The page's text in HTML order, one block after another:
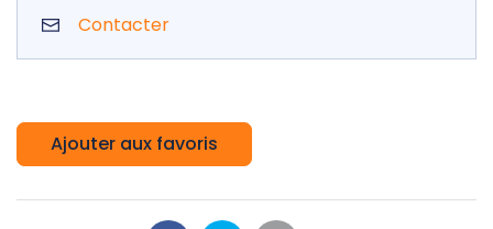
Contacter
Ajouter aux favoris